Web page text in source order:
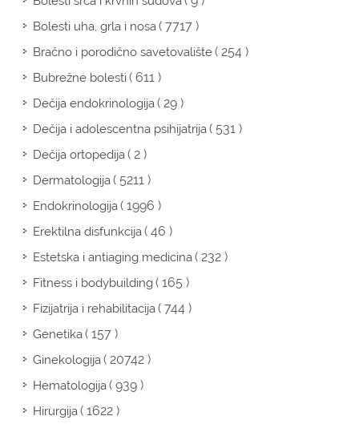
Bolesti uha, grla i nosa( 7717 )
Bračno i porodično savetovalište( 254 )
Bubrežne bolesti( 611 )
Dečija endokrinologija( 29 )
Dečija i adolescentna psihijatrija( 531 )
Dečija ortopedija( 2 )
Dermatologija( 5211 )
Endokrinologija( 1996 )
Erektilna disfunkcija( 46 )
Estetska i antiaging medicina( 232 )
Fitness i bodybuilding( 165 )
Fizijatrija i rehabilitacija( 744 )
Genetika( 157 )
Ginekologija( 20742 )
Hematologija( 939 )
Hirurgija( 1622 )